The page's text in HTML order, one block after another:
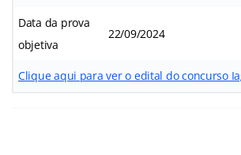
Data da prova
objetiva
22/09/2024
Clique aqui para ver o edital do concurso